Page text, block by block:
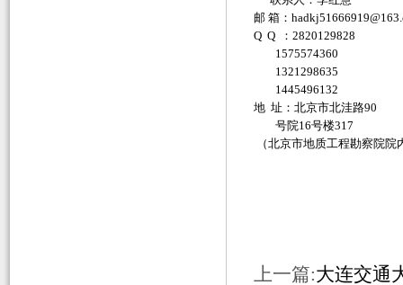
邮 箱：
Q Q ：2820129828
1575574360
1321298635
1445496132
地 址：北京市北洼路90
号院16号楼317
（北京市地质工程勘察院院
上一篇:大连交通